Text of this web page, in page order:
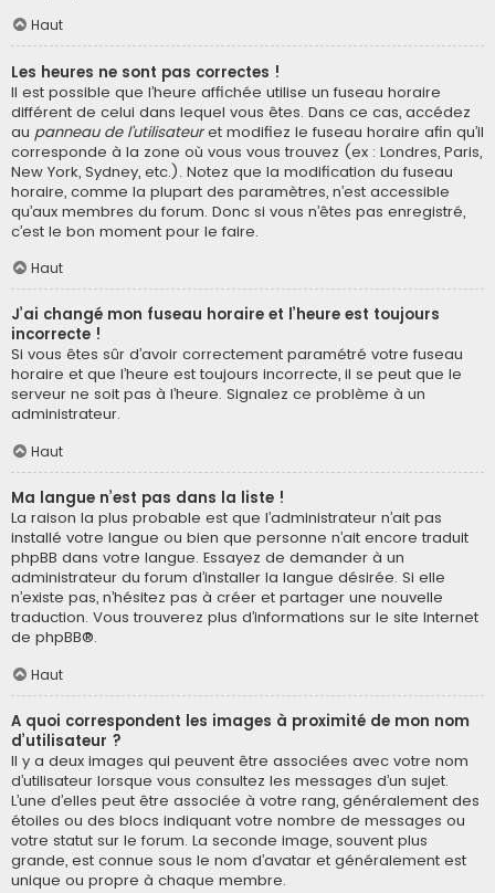
Haut
Les heures ne sont pas correctes !
Il est possible que l’heure affichée utilise un fuseau horaire
différent de celui dans lequel vous êtes. Dans ce cas, accédez
au panneau de l’utilisateuret modifiez le fuseau horaire afin qu’il
corresponde à la zone où vous vous trouvez (ex : Londres, Paris,
New York, Sydney, etc.). Notez que la modification du fuseau
horaire, comme la plupart des paramètres, n’est accessible
qu’aux membres du forum. Donc si vous n’êtes pas enregistré,
c’est le bon moment pour le faire.
Haut
J’ai changé mon fuseau horaire et l’heure est toujours
incorrecte !
Si vous êtes sûr d’avoir correctement paramétré votre fuseau
horaire et que l’heure est toujours incorrecte, il se peut que le
serveur ne soit pas à l’heure. Signalez ce problème à un
administrateur.
Haut
Ma langue n’est pas dans la liste !
La raison la plus probable est que l’administrateur n’ait pas
installé votre langue ou bien que personne n’ait encore traduit
phpBB dans votre langue. Essayez de demander à un
administrateur du forum d’installer la langue désirée. Si elle
n’existe pas, n’hésitez pas à créer et partager une nouvelle
traduction. Vous trouverez plus d’informations sur le site Internet
de phpBB®.
Haut
A quoi correspondent les images à proximité de mon nom
d’utilisateur ?
Il y a deux images qui peuvent être associées avec votre nom
d’utilisateur lorsque vous consultez les messages d’un sujet.
L’une d’elles peut être associée à votre rang, généralement des
étoiles ou des blocs indiquant votre nombre de messages ou
votre statut sur le forum. La seconde image, souvent plus
grande, est connue sous le nom d’avatar et généralement est
unique ou propre à chaque membre.